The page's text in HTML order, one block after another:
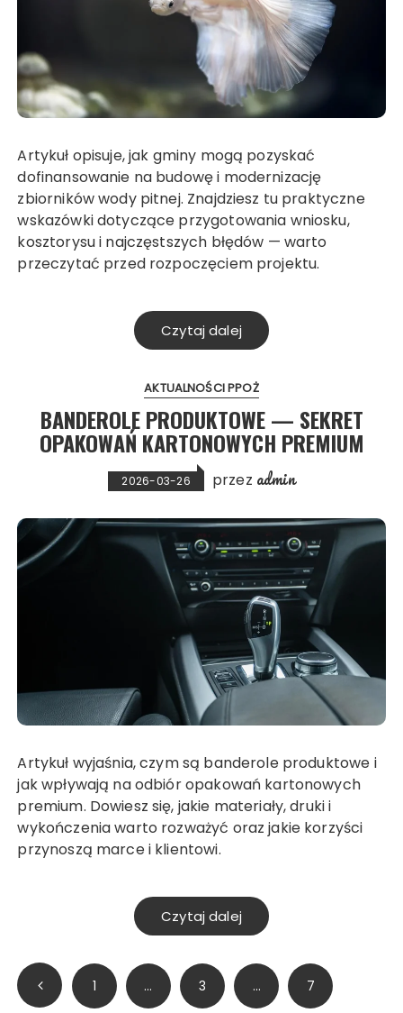
Artykuł opisuje, jak gminy mogą pozyskać
dofinansowanie na budowę i modernizację
zbiorników wody pitnej. Znajdziesz tu praktyczne
wskazówki dotyczące przygotowania wniosku,
kosztorysu i najczęstszych błędów — warto
przeczytać przed rozpoczęciem projektu.
Czytaj dalej
AKTUALNOŚCI PPOŻ
BANDEROLE PRODUKTOWE — SEKRET
OPAKOWAŃ KARTONOWYCH PREMIUM
2026-03-26 przez admin
Artykuł wyjaśnia, czym są banderole produktowe i
jak wpływają na odbiór opakowań kartonowych
premium. Dowiesz się, jakie materiały, druki i
wykończenia warto rozważyć oraz jakie korzyści
przynoszą marce i klientowi.
Czytaj dalej
Stronicowanie
wpisów1 … 3 … 7